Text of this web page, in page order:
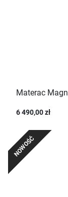
Materac
6 490,00 zł
NOWOŚĆ